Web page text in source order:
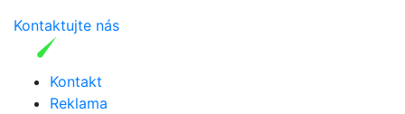
Kontaktujte nás
Kontakt
Reklama